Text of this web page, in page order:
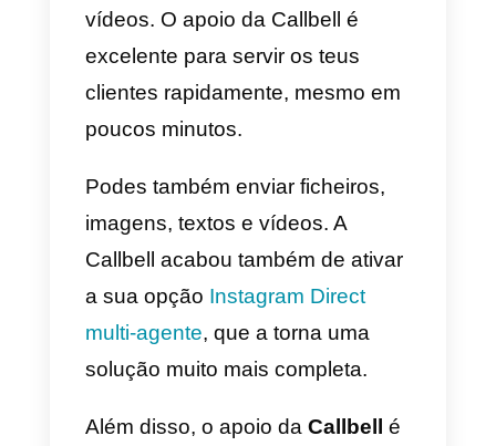
a) Callbell
ACallbellé uma da melhores
opções para começar a utilizar o
WhatsApp multi-agente, não só
por praticar um preço bastante
favorável, mas também porque a